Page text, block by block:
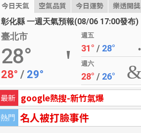
今日天氣 空氣品質 今日運勢 樂透開獎
彰化縣 一週天氣預報(08/06 17:00發布)
臺北市
28°
28° / 29°
週五
31° / 28°
週六
28° / 26°
最新 google熱搜-新竹氣爆
熱門 名人被打臉事件